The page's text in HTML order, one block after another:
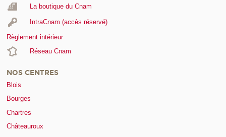
La boutique du Cnam
IntraCnam (accès réservé)
Règlement intérieur
Réseau Cnam
NOS CENTRES
Blois
Bourges
Chartres
Châteauroux